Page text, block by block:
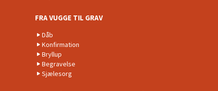
FRA VUGGE TIL GRAV
Dåb
Konfirmation
Bryllup
Begravelse
Sjælesorg